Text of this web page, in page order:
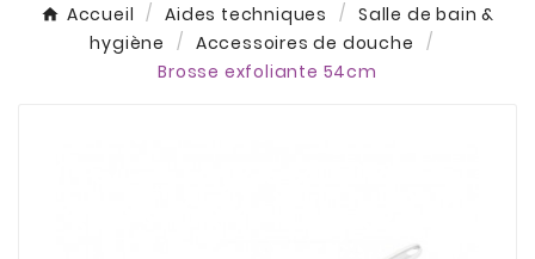
Accueil Aides techniques
Salle de bain &
hygiène
Accessoires de douche
Brosse exfoliante 54cm